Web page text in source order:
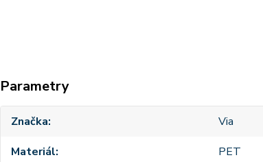
Parametry
Značka
Via
Materiál
PET